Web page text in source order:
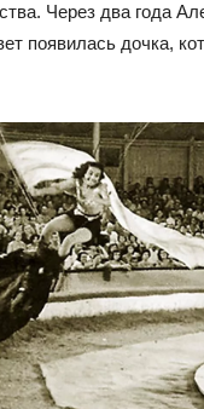
Через два года
появилась дочка,